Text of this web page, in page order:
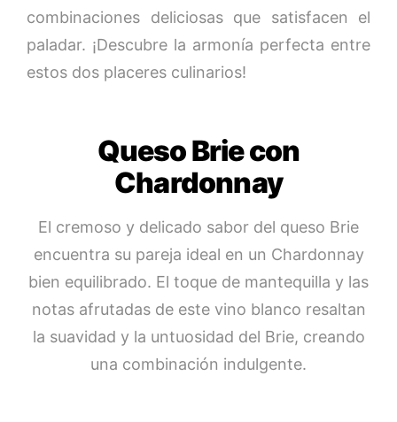
combinaciones deliciosas que satisfacen el
paladar. ¡Descubre la armonía perfecta entre
estos dos placeres culinarios!
Queso Brie con
Chardonnay
El cremoso y delicado sabor del queso Brie
encuentra su pareja ideal en un Chardonnay
bien equilibrado. El toque de mantequilla y las
notas afrutadas de este vino blanco resaltan
la suavidad y la untuosidad del Brie, creando
una combinación indulgente.